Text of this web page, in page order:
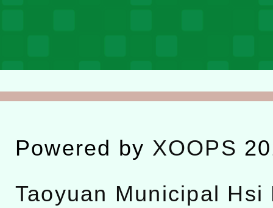
Powered by XOOPS
Taoyuan Municipal Hsi